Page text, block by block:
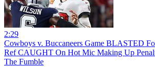
2:29
Cowboys v. Buccaneers Game BLASTED
Ref CAUGHT On Hot Mic Making Up
The Fumble